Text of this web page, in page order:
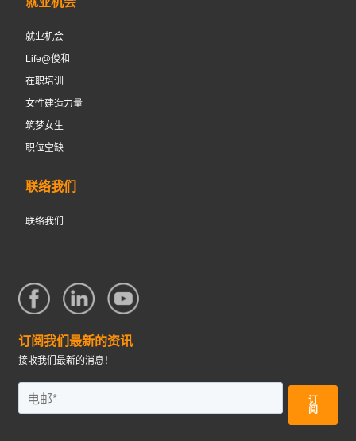
就业机会
Life@俊和
在职培训
女性建造力量
筑梦女生
职位空缺
联络我们
联络我们
订阅我们最新的资讯
接收我们最新的消息！